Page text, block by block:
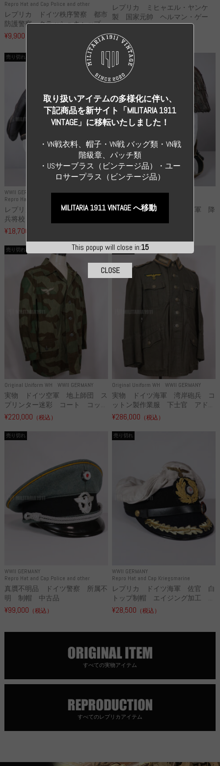
Repro Hat and Cap Police and other
レプリカ ドイツ秩序警察 都市
防護警察 クラッシュキャップ...
¥9,900
レプリカ ミヒャエル・ヤンケ
製 国家元帥 ヘルマン・ゲー
リ...
¥55,000
WWII GERMANY
Repro Hat and Cap SS and WSS
売り切れ
レプリカ 武装親衛隊 WSS 歩
兵将校 クラッシュキャップ ...
¥18,700
WWII GERMANY
売り切れ
高品質レプリカ ドイツ空軍 降
Original Uniform WH WWII GERMANY
売り切れ
実物 ドイツ空軍 地上師団 ス
プリンター迷彩 コート コッ...
¥220,000 （税込）
Original Uniform WH WWII GERMANY
売り切れ
実物 ドイツ海軍 湾岸砲兵 コ
ットン製作業服 下士官 アド...
¥286,000 （税込）
WWII GERMANY
Repro Hat and Cap Police and other
売り切れ
真贋不明品 ドイツ警察 所属不
明 制帽 中古品
¥99,000 （税込）
WWII GERMANY
Repro Hat and Cap Kriegsmarine
売り切れ
レプリカ ドイツ海軍 佐官 白
トップ制帽 エイジング加工 ...
¥28,500 （税込）
すべての実物アイテム
すべてのレプリカアイテム
This popup will close in:13
取り扱いアイテムの多様化に伴い、
下記商品を新サイト「MILITARIA 1911
VINTAGE」に移転いたしました！
・VN戦衣料、帽子・VN戦 バッグ類・VN戦
階級章、パッチ類
・USサーブラス（ビンテージ品）・ユー
ロサープラス（ビンテージ品）
MILITARIA 1911 VINTAGE へ移動
CLOSE